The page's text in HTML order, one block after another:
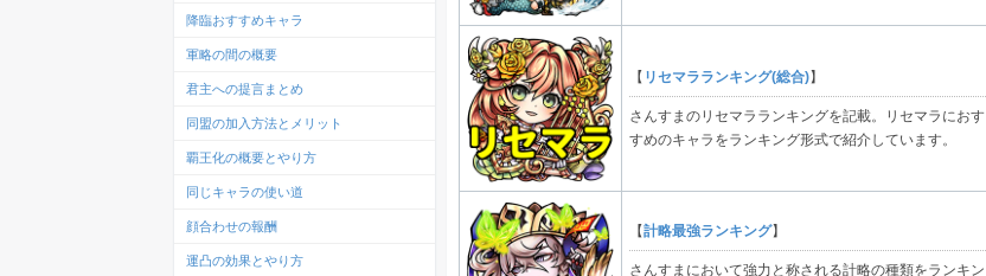
【 リセマラランキング(総合)】
さんすまのリセマラランキングを記載。リセマラにおす
すめのキャラをランキング形式で紹介しています。
【計略最強ランキング】
さんすまにおいて強力と称される計略の種類をランキン
降臨おすすめキャラ
軍略の間の概要
君主への提言まとめ
同盟の加入方法とメリット
覇王化の概要とやり方
同じキャラの使い道
顔合わせの報酬
運凸の効果とやり方